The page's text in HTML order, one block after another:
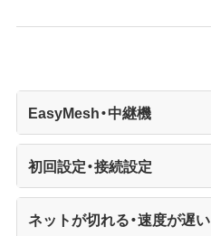
EasyMesh・中継機
初回設定・接続設定
ネットが切れる・速度が遅い